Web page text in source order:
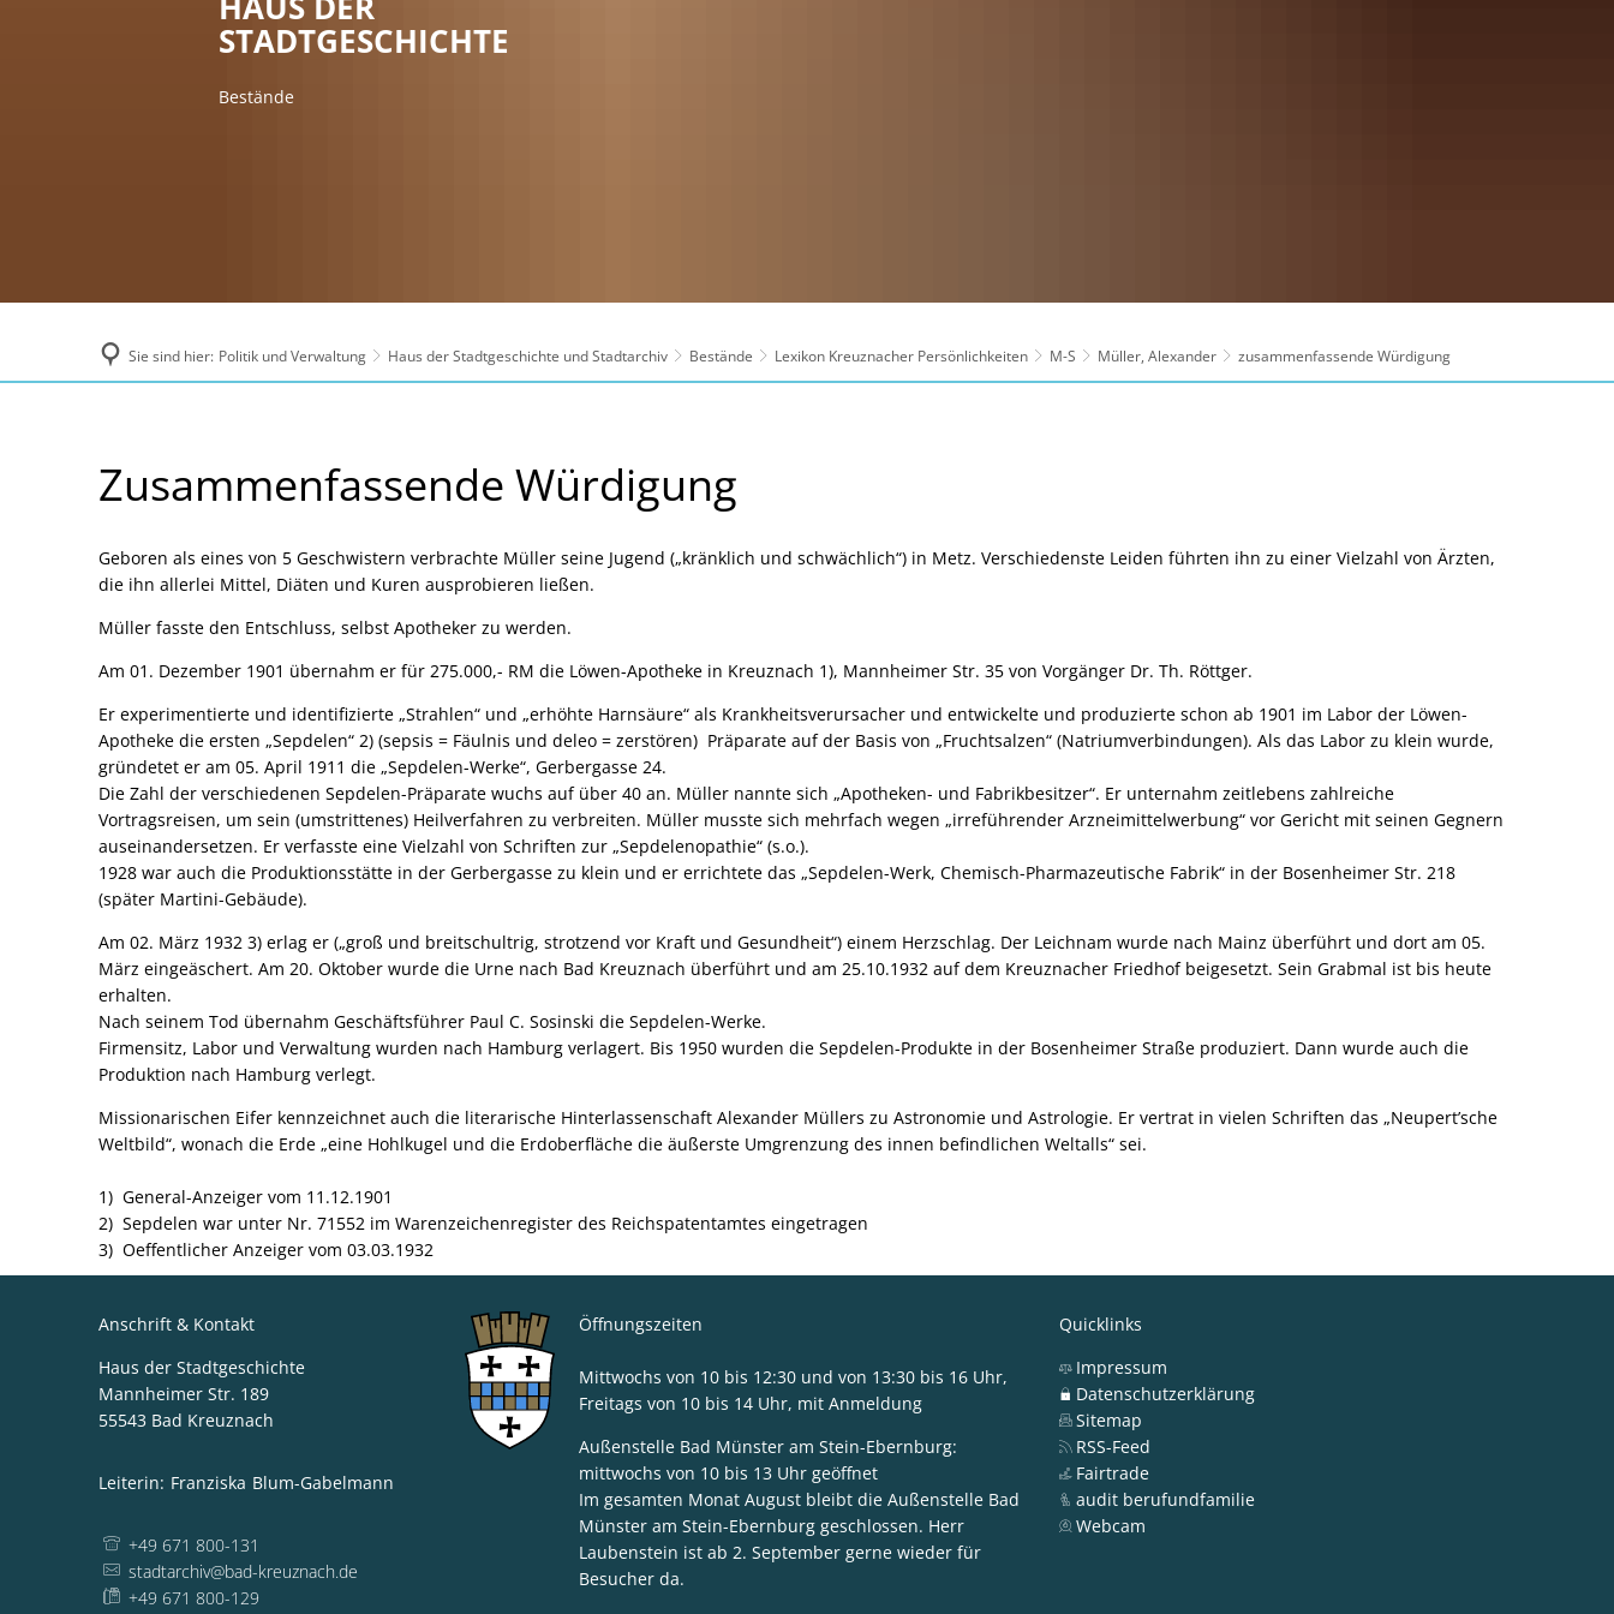
STADTGESCHICHTE
Bestände
Sie sind hier: Politik und Verwaltung Haus der Stadtgeschichte und Stadtarchiv Bestände Lexikon Kreuznacher Persönlichkeiten M-S Müller, Alexander zusammenfassende Würdigung
zusammenfassende
Würdigung
Zusammenfassende Würdigung
Geboren als eines von 5 Geschwistern verbrachte Müller seine Jugend („kränklich und schwächlich“) in Metz. Verschiedenste Leiden führten ihn zu einer Vielzahl von Ärzten,
die ihn allerlei Mittel, Diäten und Kuren ausprobieren ließen.
Müller fasste den Entschluss, selbst Apotheker zu werden.
Am 01. Dezember 1901 übernahm er für 275.000,- RM die Löwen-Apotheke in Kreuznach 1), Mannheimer Str. 35 von Vorgänger Dr. Th. Röttger.
Er experimentierte und identifizierte „Strahlen“ und „erhöhte Harnsäure“ als Krankheitsverursacher und entwickelte und produzierte schon ab 1901 im Labor der Löwen-
Apotheke die ersten „Sepdelen“ 2) (sepsis = Fäulnis und deleo = zerstören) Präparate auf der Basis von „Fruchtsalzen“ (Natriumverbindungen). Als das Labor zu klein wurde,
gründetet er am 05. April 1911 die „Sepdelen-Werke“, Gerbergasse 24.
Die Zahl der verschiedenen Sepdelen-Präparate wuchs auf über 40 an. Müller nannte sich „Apotheken- und Fabrikbesitzer“. Er unternahm zeitlebens zahlreiche
Vortragsreisen, um sein (umstrittenes) Heilverfahren zu verbreiten. Müller musste sich mehrfach wegen „irreführender Arzneimittelwerbung“ vor Gericht mit seinen Gegnern
auseinandersetzen. Er verfasste eine Vielzahl von Schriften zur „Sepdelenopathie“ (s.o.).
1928 war auch die Produktionsstätte in der Gerbergasse zu klein und er errichtete das „Sepdelen-Werk, Chemisch-Pharmazeutische Fabrik“ in der Bosenheimer Str. 218
(später Martini-Gebäude).
Am 02. März 1932 3) erlag er („groß und breitschultrig, strotzend vor Kraft und Gesundheit“) einem Herzschlag. Der Leichnam wurde nach Mainz überführt und dort am 05.
März eingeäschert. Am 20. Oktober wurde die Urne nach Bad Kreuznach überführt und am 25.10.1932 auf dem Kreuznacher Friedhof beigesetzt. Sein Grabmal ist bis heute
erhalten.
Nach seinem Tod übernahm Geschäftsführer Paul C. Sosinski die Sepdelen-Werke.
Firmensitz, Labor und Verwaltung wurden nach Hamburg verlagert. Bis 1950 wurden die Sepdelen-Produkte in der Bosenheimer Straße produziert. Dann wurde auch die
Produktion nach Hamburg verlegt.
Missionarischen Eifer kennzeichnet auch die literarische Hinterlassenschaft Alexander Müllers zu Astronomie und Astrologie. Er vertrat in vielen Schriften das „Neupert’sche
Weltbild“, wonach die Erde „eine Hohlkugel und die Erdoberfläche die äußerste Umgrenzung des innen befindlichen Weltalls“ sei.
1) General-Anzeiger vom 11.12.1901
2) Sepdelen war unter Nr. 71552 im Warenzeichenregister des Reichspatentamtes eingetragen
3) Oeffentlicher Anzeiger vom 03.03.1932
Anschrift & Kontakt
Haus der Stadtgeschichte
Mannheimer Str. 189
55543 Bad Kreuznach
Leiterin: Franziska Blum-Gabelmann Leiterin: Franziska Blum-Gabelmann
+49 671 800-131
stadtarchiv@bad-kreuznach.de
+49 671 800-129
Öffnungszeiten
Mittwochs von 10 bis 12:30 und von 13:30 bis 16 Uhr,
Freitags von 10 bis 14 Uhr, mit Anmeldung
Außenstelle Bad Münster am Stein-Ebernburg:
mittwochs von 10 bis 13 Uhr geöffnet
Im gesamten Monat August bleibt die Außenstelle Bad
Münster am Stein-Ebernburg geschlossen. Herr
Laubenstein ist ab 2. September gerne wieder für
Besucher da.
Quicklinks
Impressum
Datenschutzerklärung
Sitemap
RSS-Feed
Fairtrade
audit berufundfamilie
Webcam